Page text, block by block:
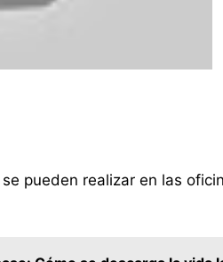
pueden realizar en las